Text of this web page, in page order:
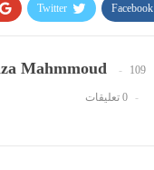
Facebook
Twitter
Mahmmoud 109 المشاركات
0 تعليقات